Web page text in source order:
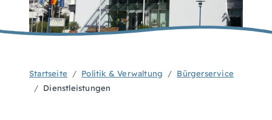
Startseite Politik & Verwaltung
Bürgerservice
Dienstleistungen